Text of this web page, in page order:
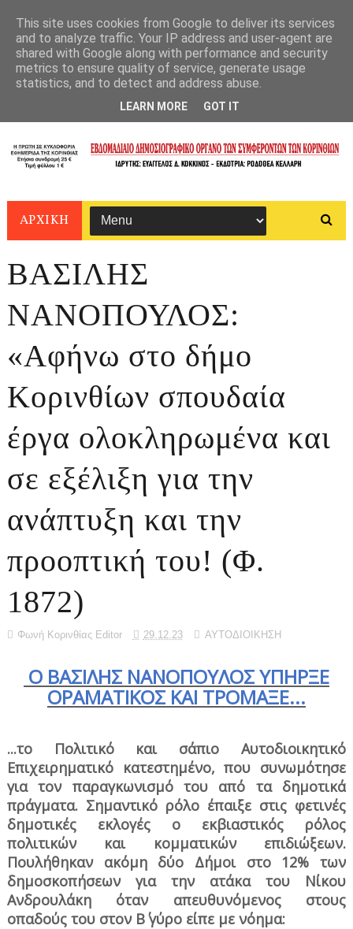
ΑΡΧΙΚΗ
ΒΑΣΙΛΗΣ
ΝΑΝΟΠΟΥΛΟΣ:
«Αφήνω στο δήμο
Κορινθίων σπουδαία
έργα ολοκληρωμένα και
σε εξέλιξη για την
ανάπτυξη και την
προοπτική του! (Φ.
1872)
Φωνή Κορινθίας Editor 29.12.23 ΑΥΤΟΔΙΟΙΚΗΣΗ
Ο ΒΑΣΙΛΗΣ ΝΑΝΟΠΟΥΛΟΣΥΠΗΡΞΕ
ΟΡΑΜΑΤΙΚΟΣ ΚΑΙ ΤΡΟΜΑΞΕ...
...το Πολιτικό και σάπιο Αυτοδιοικητικό
Επιχειρηματικό κατεστημένο, που συνωμότησε
για τον παραγκωνισμό του από τα δημοτικά
πράγματα. Σημαντικό ρόλο έπαιξε στις φετινές
δημοτικές εκλογές ο εκβιαστικός ρόλος
πολιτικών και κομματικών επιδιώξεων.
Πουλήθηκαν ακόμη δύο Δήμοι στο 12% των
δημοσκοπήσεων για την ατάκα του Νίκου
Ανδρουλάκη όταν απευθυνόμενος στους
οπαδούς του στον Β΄ γύρο είπε με νόημα:
This site uses cookies from Google to deliver its services
and to analyze traffic. Your IP address and user-agent are
shared with Google along with performance and security
metrics to ensure quality of service, generate usage
statistics, and to detect and address abuse.
LEARN MORE GOT IT